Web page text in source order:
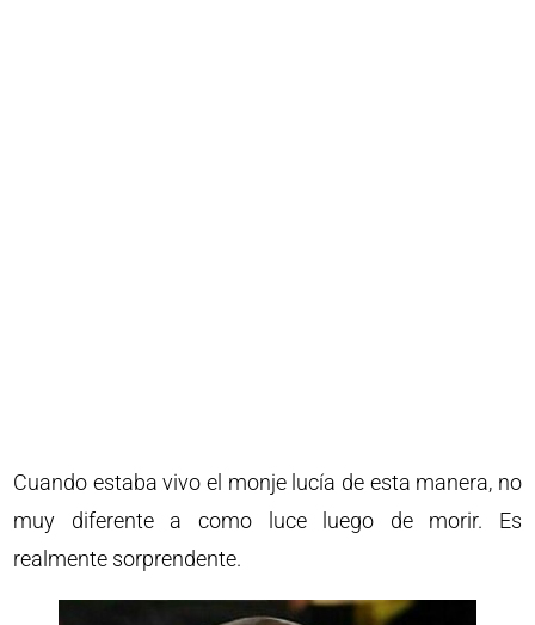
Cuando estaba vivo el monje lucía de esta manera, no
muy diferente a como luce luego de morir. Es
realmente sorprendente.